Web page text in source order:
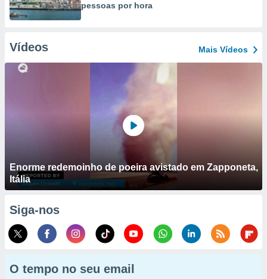
pessoas por hora
Vídeos Mais Vídeos
Enorme redemoinho de poeira avistado em Zapponeta,
Itália
Siga-nos
O tempo no seu email